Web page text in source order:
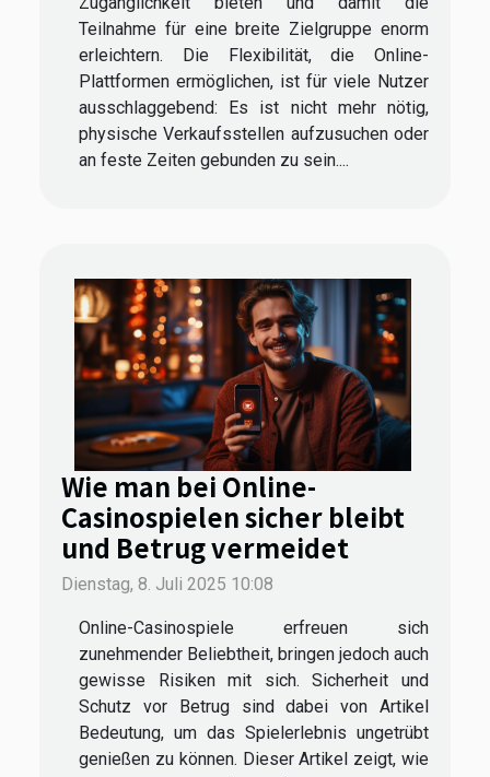
Teilnahme für eine breite Zielgruppe enorm
erleichtern. Die Flexibilität, die Online-
Plattformen ermöglichen, ist für viele Nutzer
ausschlaggebend: Es ist nicht mehr nötig,
physische Verkaufsstellen aufzusuchen oder
an feste Zeiten gebunden zu sein....
Wie man bei Online-
Casinospielen sicher bleibt
und Betrug vermeidet
Dienstag, 8. Juli 2025 10:08
Online-Casinospiele erfreuen sich
zunehmender Beliebtheit, bringen jedoch auch
gewisse Risiken mit sich. Sicherheit und
Schutz vor Betrug sind dabei von Artikel
Bedeutung, um das Spielerlebnis ungetrübt
genießen zu können. Dieser Artikel zeigt, wie